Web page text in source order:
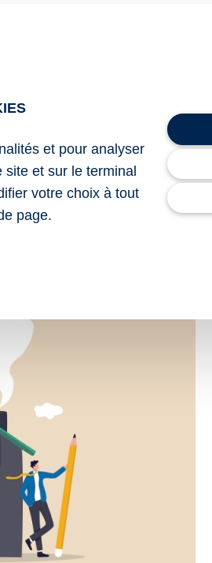
– RFPI – Rehaussement
de travaux de rénovation
pour 2022, art. 12 ;
et pour analyser
site et sur le terminal
votre choix à tout
page.